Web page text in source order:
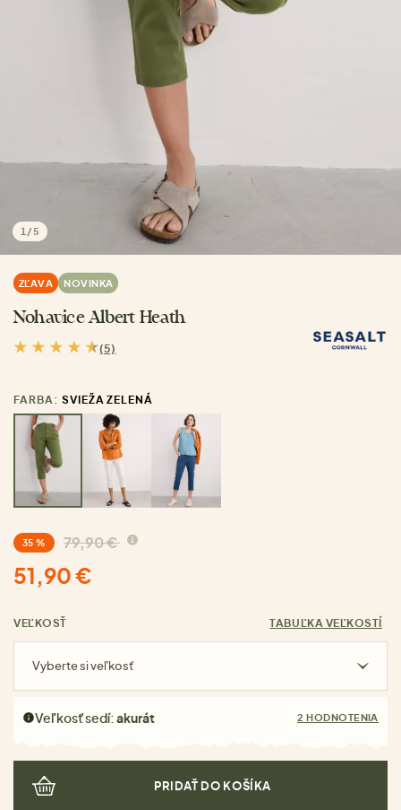
1 /5
ZĽAVA NOVINKA
Nohavice Albert Heath
(5)
FARBA: SVIEŽA ZELENÁ
35 % 79,90 €
51,90 €
VEĽKOSŤ TABUĽKA VEĽKOSTÍ
Vyberte si veľkosť
Veľkosť sedí:akurát 2 HODNOTENIA
PRIDAŤ DO KOŠÍKA